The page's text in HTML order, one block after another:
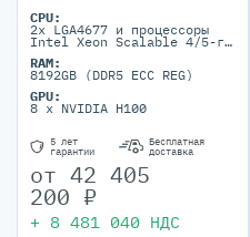
CPU:
2x LGA4677 и процессоры
Intel Xeon Scalable 4/5-го
Xeon CPU Max Series (dual
CPU, TDP до 350W)
RAM:
8192GB (DDR5 ECC REG)
GPU:
8 x NVIDIA H100
5 лет
гарантии
Бесплатная
доставка
от 42 405
200 ₽
+ 8 481 040 НДС